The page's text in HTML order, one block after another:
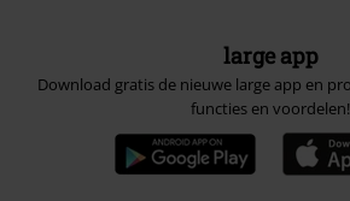
large app
Download gratis de nieuwe large app en
functies en voordelen!